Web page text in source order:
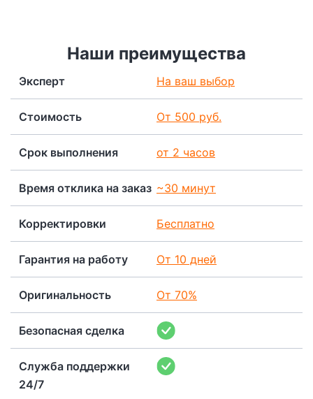
Наши преимущества
Эксперт На ваш выбор
Стоимость От 500 руб.
Срок выполнения от 2 часов
Время отклика на заказ ~30 минут
Корректировки Бесплатно
Гарантия на работу От 10 дней
Оригинальность От 70%
Безопасная сделка
Служба поддержки
24/7